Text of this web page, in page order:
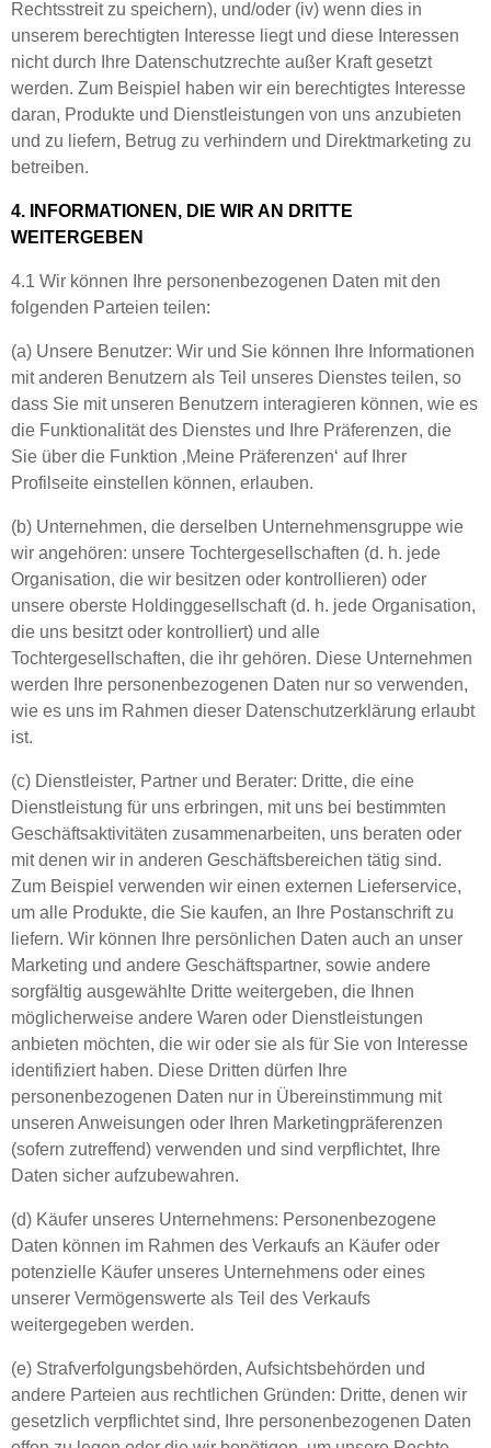
Rechtsstreit zu speichern), und/oder (iv) wenn dies in
unserem berechtigten Interesse liegt und diese Interessen
nicht durch Ihre Datenschutzrechte außer Kraft gesetzt
werden. Zum Beispiel haben wir ein berechtigtes Interesse
daran, Produkte und Dienstleistungen von uns anzubieten
und zu liefern, Betrug zu verhindern und Direktmarketing zu
betreiben.
4. INFORMATIONEN, DIE WIR AN DRITTE
WEITERGEBEN
4.1 Wir können Ihre personenbezogenen Daten mit den
folgenden Parteien teilen:
(a) Unsere Benutzer: Wir und Sie können Ihre Informationen
mit anderen Benutzern als Teil unseres Dienstes teilen, so
dass Sie mit unseren Benutzern interagieren können, wie es
die Funktionalität des Dienstes und Ihre Präferenzen, die
Sie über die Funktion ‚Meine Präferenzen‘ auf Ihrer
Profilseite einstellen können, erlauben.
(b) Unternehmen, die derselben Unternehmensgruppe wie
wir angehören: unsere Tochtergesellschaften (d. h. jede
Organisation, die wir besitzen oder kontrollieren) oder
unsere oberste Holdinggesellschaft (d. h. jede Organisation,
die uns besitzt oder kontrolliert) und alle
Tochtergesellschaften, die ihr gehören. Diese Unternehmen
werden Ihre personenbezogenen Daten nur so verwenden,
wie es uns im Rahmen dieser Datenschutzerklärung erlaubt
ist.
(c) Dienstleister, Partner und Berater: Dritte, die eine
Dienstleistung für uns erbringen, mit uns bei bestimmten
Geschäftsaktivitäten zusammenarbeiten, uns beraten oder
mit denen wir in anderen Geschäftsbereichen tätig sind.
Zum Beispiel verwenden wir einen externen Lieferservice,
um alle Produkte, die Sie kaufen, an Ihre Postanschrift zu
liefern. Wir können Ihre persönlichen Daten auch an unser
Marketing und andere Geschäftspartner, sowie andere
sorgfältig ausgewählte Dritte weitergeben, die Ihnen
möglicherweise andere Waren oder Dienstleistungen
anbieten möchten, die wir oder sie als für Sie von Interesse
identifiziert haben. Diese Dritten dürfen Ihre
personenbezogenen Daten nur in Übereinstimmung mit
unseren Anweisungen oder Ihren Marketingpräferenzen
(sofern zutreffend) verwenden und sind verpflichtet, Ihre
Daten sicher aufzubewahren.
(d) Käufer unseres Unternehmens: Personenbezogene
Daten können im Rahmen des Verkaufs an Käufer oder
potenzielle Käufer unseres Unternehmens oder eines
unserer Vermögenswerte als Teil des Verkaufs
weitergegeben werden.
(e) Strafverfolgungsbehörden, Aufsichtsbehörden und
andere Parteien aus rechtlichen Gründen: Dritte, denen wir
gesetzlich verpflichtet sind, Ihre personenbezogenen Daten